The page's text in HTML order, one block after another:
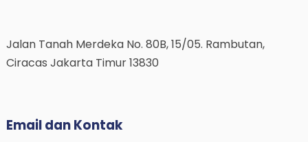
Jalan Tanah Merdeka No. 80B, 15/05. Rambutan,
Ciracas Jakarta Timur 13830
Email dan Kontak